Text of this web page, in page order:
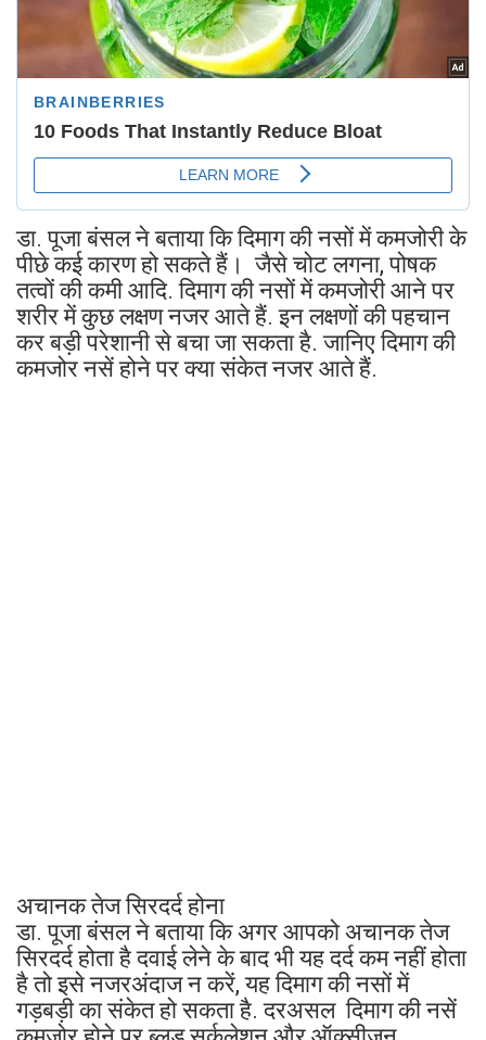
डा. पूजा बंसल ने बताया कि दिमाग की नसों में कमजोरी के
पीछे कई कारण हो सकते हैं। जैसे चोट लगना, पोषक
तत्वों की कमी आदि. दिमाग की नसों में कमजोरी आने पर
शरीर में कुछ लक्षण नजर आते हैं. इन लक्षणों की पहचान
कर बड़ी परेशानी से बचा जा सकता है. जानिए दिमाग की
कमजोर नसें होने पर क्या संकेत नजर आते हैं.
अचानक तेज सिरदर्द होना
डा. पूजा बंसल ने बताया कि अगर आपको अचानक तेज
सिरदर्द होता है दवाई लेने के बाद भी यह दर्द कम नहीं होता
है तो इसे नजरअंदाज न करें, यह दिमाग की नसों में
गड़बड़ी का संकेत हो सकता है. दरअसल दिमाग की नसें